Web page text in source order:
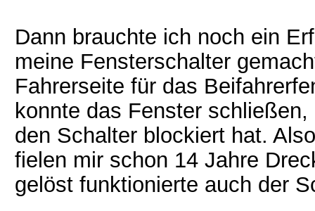
Dann brauchte ich noch ein
meine Fensterschalter
Fahrerseite für das
konnte das Fenster
den Schalter blockiert hat.
fielen mir schon 14 Jahre
gelöst funktionierte auch der